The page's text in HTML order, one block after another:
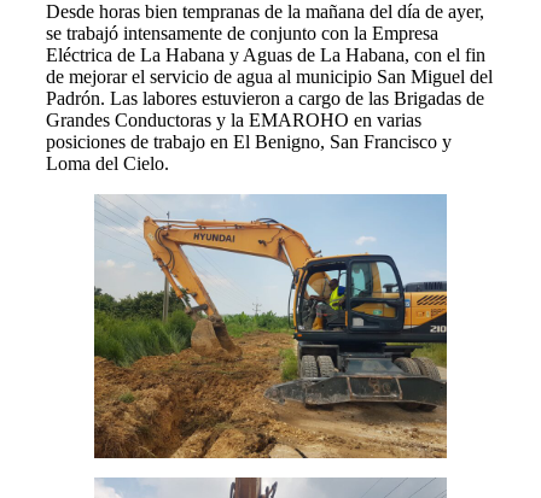
Desde horas bien tempranas de la mañana del día de ayer,
se trabajó intensamente de conjunto con la Empresa
Eléctrica de La Habana y Aguas de La Habana, con el fin
de mejorar el servicio de agua al municipio San Miguel del
Padrón. Las labores estuvieron a cargo de las Brigadas de
Grandes Conductoras y la EMAROHO en varias
posiciones de trabajo en El Benigno, San Francisco y
Loma del Cielo.